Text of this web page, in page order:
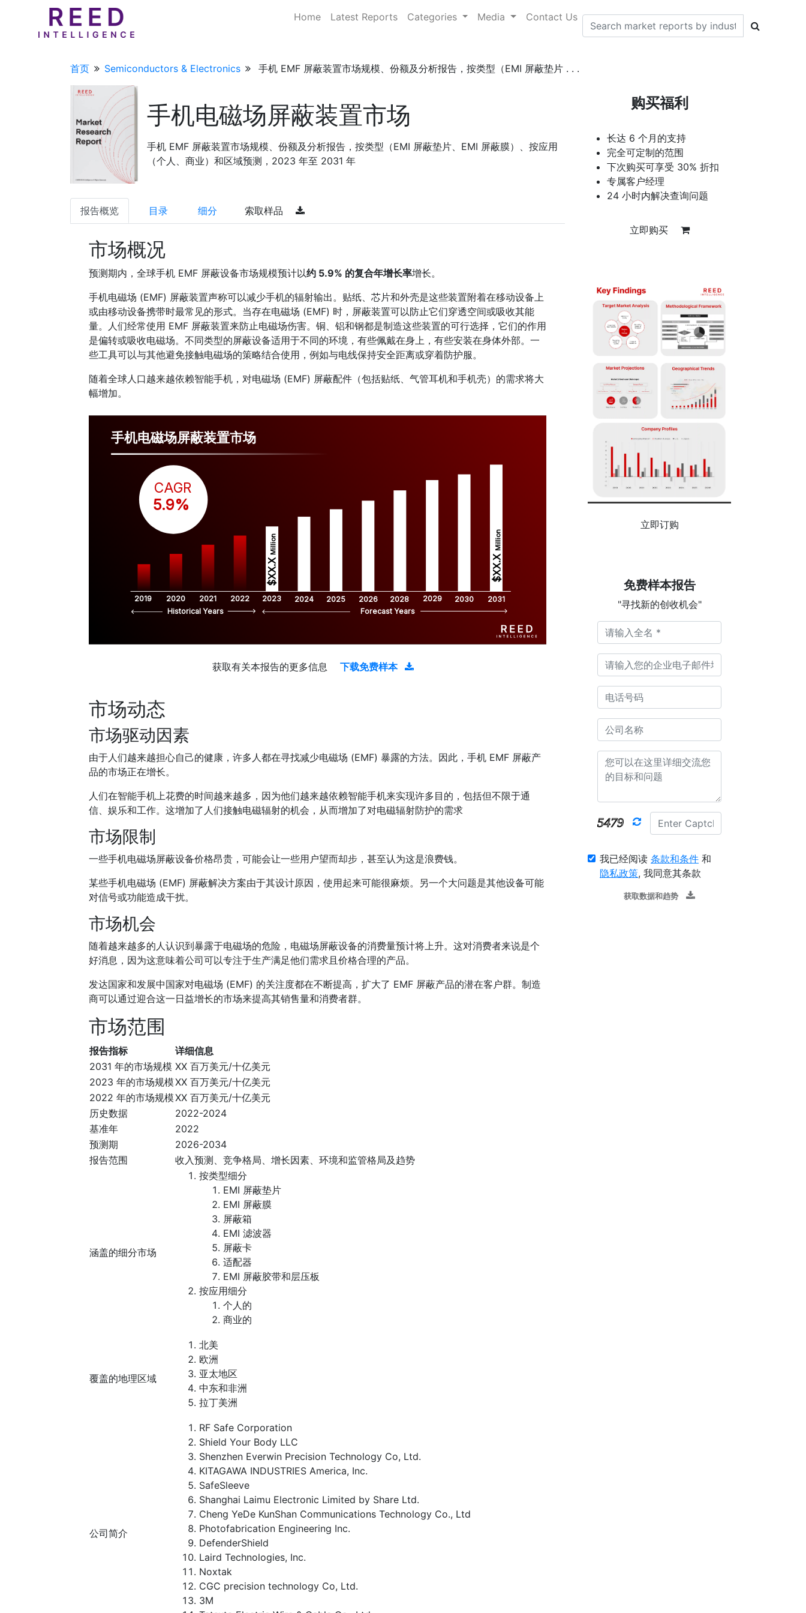
Home Latest Reports Categories Media Contact Us
首页 Semiconductors & Electronics 手机 EMF 屏蔽装置市场规模、份额及分析报告，按类型（EMI 屏蔽垫片 . . .
手机电磁场屏蔽装置市场
手机 EMF 屏蔽装置市场规模、份额及分析报告，按类型（EMI 屏蔽垫片、EMI 屏蔽膜）、按应用
（个人、商业）和区域预测，2023 年至 2031 年
报告概览 目录 细分 索取样品
市场概况
预测期内，全球手机 EMF 屏蔽设备市场规模预计以约 5.9% 的复合年增长率增长。
手机电磁场 (EMF) 屏蔽装置声称可以减少手机的辐射输出。贴纸、芯片和外壳是这些装置附着在移动设备上
或由移动设备携带时最常见的形式。当存在电磁场 (EMF) 时，屏蔽装置可以防止它们穿透空间或吸收其能
量。人们经常使用 EMF 屏蔽装置来防止电磁场伤害。铜、铝和钢都是制造这些装置的可行选择，它们的作用
是偏转或吸收电磁场。不同类型的屏蔽设备适用于不同的环境，有些佩戴在身上，有些安装在身体外部。一
些工具可以与其他避免接触电磁场的策略结合使用，例如与电线保持安全距离或穿着防护服。
随着全球人口越来越依赖智能手机，对电磁场 (EMF) 屏蔽配件（包括贴纸、气管耳机和手机壳）的需求将大
幅增加。
手机电磁场屏蔽装置市场
2019 2020 2021 2022 2023 2024 2025 2026 2028 2029 2030 2031
$XX.X
Million
$XX.X
Million
CAGR
5.9%
Historical Years Forecast Years
获取有关本报告的更多信息 下载免费样本
市场动态
市场驱动因素
由于人们越来越担心自己的健康，许多人都在寻找减少电磁场 (EMF) 暴露的方法。因此，手机 EMF 屏蔽产
品的市场正在增长。
人们在智能手机上花费的时间越来越多，因为他们越来越依赖智能手机来实现许多目的，包括但不限于通
信、娱乐和工作。这增加了人们接触电磁辐射的机会，从而增加了对电磁辐射防护的需求
市场限制
一些手机电磁场屏蔽设备价格昂贵，可能会让一些用户望而却步，甚至认为这是浪费钱。
某些手机电磁场 (EMF) 屏蔽解决方案由于其设计原因，使用起来可能很麻烦。另一个大问题是其他设备可能
对信号或功能造成干扰。
市场机会
随着越来越多的人认识到暴露于电磁场的危险，电磁场屏蔽设备的消费量预计将上升。这对消费者来说是个
好消息，因为这意味着公司可以专注于生产满足他们需求且价格合理的产品。
发达国家和发展中国家对电磁场 (EMF) 的关注度都在不断提高，扩大了 EMF 屏蔽产品的潜在客户群。制造
商可以通过迎合这一日益增长的市场来提高其销售量和消费者群。
市场范围
报告指标
详细信息
2031 年的市场规模 XX 百万美元/十亿美元
2023 年的市场规模XX 百万美元/十亿美元
2022 年的市场规模XX 百万美元/十亿美元
历史数据
2022-2024
基准年
2022
预测期
2026-2034
报告范围
收入预测、竞争格局、增长因素、环境和监管格局及趋势
涵盖的细分市场
按类型细分
EMI 屏蔽垫片
EMI 屏蔽膜
屏蔽箱
EMI 滤波器
屏蔽卡
适配器
EMI 屏蔽胶带和层压板
按应用细分
个人的
商业的
覆盖的地理区域
北美
欧洲
亚太地区
中东和非洲
拉丁美洲
公司简介
RF Safe Corporation
Shield Your Body LLC
Shenzhen Everwin Precision Technology Co, Ltd.
KITAGAWA INDUSTRIES America, Inc.
SafeSleeve
Shanghai Laimu Electronic Limited by Share Ltd.
Cheng YeDe KunShan Communications Technology Co., Ltd
Photofabrication Engineering Inc.
DefenderShield
Laird Technologies, Inc.
Noxtak
CGC precision technology Co, Ltd.
3M
购买福利
长达 6 个月的支持
完全可定制的范围
下次购买可享受 30% 折扣
专属客户经理
24 小时内解决查询问题
立即购买
立即订购
免费样本报告
"寻找新的创收机会"
我已经阅读 条款和条件 和
隐私政策, 我同意其条款
获取数据和趋势